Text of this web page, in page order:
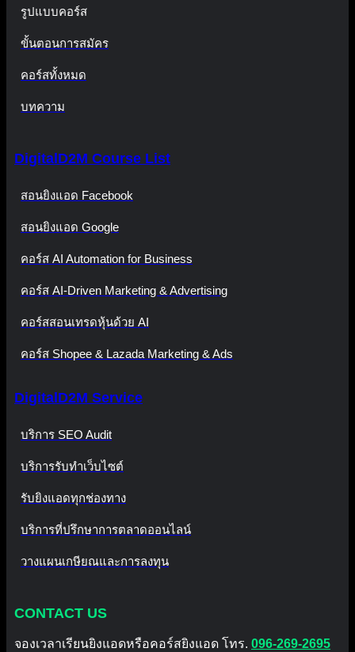
รูปแบบคอร์ส
ขั้นตอนการสมัคร
คอร์สทั้งหมด
บทความ
DigitalD2M Course List
สอนยิงแอด Facebook
สอนยิงแอด Google
คอร์ส AI Automation for Business
คอร์ส AI-Driven Marketing & Advertising
คอร์สสอนเทรดหุ้นด้วย AI
คอร์ส Shopee & Lazada Marketing & Ads
DigitalD2M Service
บริการ SEO Audit
บริการรับทำเว็บไซต์
รับยิงแอดทุกช่องทาง
บริการที่ปรึกษาการตลาดออนไลน์
วางแผนเกษียณและการลงทุน
CONTACT US
จองเวลาเรียนยิงแอดหรือคอร์สยิงแอด โทร. 096-269-2695